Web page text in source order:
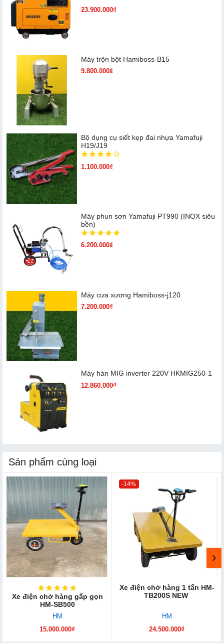
23.900.000₫
Máy trộn bột Hamiboss-B15
9.800.000₫
Bộ dụng cụ siết kẹp đai nhựa Yamafuji
H19/J19
1.100.000₫
Máy phun sơn Yamafuji PT990 (INOX siêu
bền)
6.200.000₫
Máy cưa xương Hamiboss-j120
7.200.000₫
Máy hàn MIG inverter 220V HKMIG250-1
12.860.000₫
Sản phẩm cùng loại
Xe điện chở hàng gấp gọn
HM-SB500
HM
15.000.000₫
-14%
Xe điện chở hàng 1 tấn HM-
TB200S NEW
HM
24.500.000₫